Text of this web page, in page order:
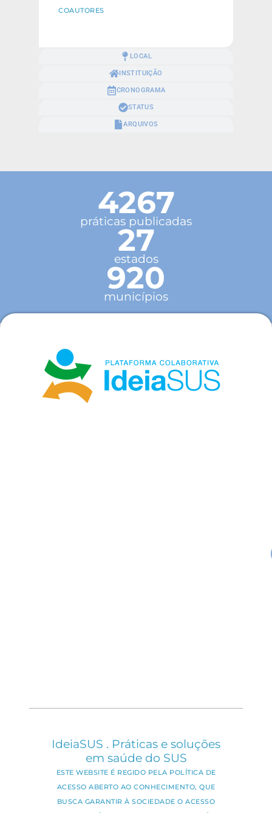
LOCAL
INSTITUIÇÃO
CRONOGRAMA
STATUS
ARQUIVOS
COAUTORES
4267
práticas publicadas
27
estados
920
municípios
IdeiaSUS . Práticas e soluções
em saúde do SUS
ESTE WEBSITE É REGIDO PELA POLÍTICA DE
ACESSO ABERTO AO CONHECIMENTO, QUE
BUSCA GARANTIR À SOCIEDADE O ACESSO